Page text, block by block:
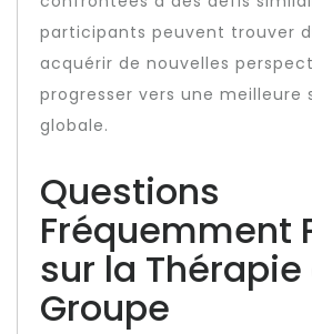
participants peuvent trouver
acquérir de nouvelles
progresser vers une meilleure
globale.
Questions
Fréquemment
sur la Thérapie
Groupe